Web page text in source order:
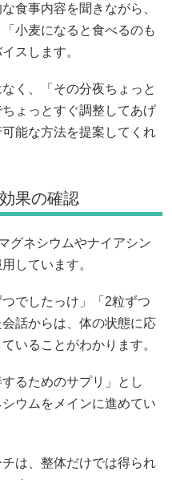
食事内容を聞きながら、
小麦になると食べるのも
スします。
く、「その分夜ちょっと
ょっとすぐ調整してあげ
能な方法を提案してくれ
果の確認
グネシウムやナイアシン
しています。
でしたっけ」「2粒ずつ
話からは、体の状態に応
いることがわかります。
るためのサプリ」とし
ウムをメインに進めてい
は、整体だけでは得られ